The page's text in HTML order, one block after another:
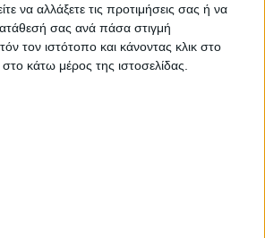
να αλλάξετε τις προτιμήσεις σας ή να
σας ανά πάσα στιγμή
τον ιστότοπο και κάνοντας κλικ στο
κάτω μέρος της ιστοσελίδας.
ΝΕΟΣ ΑΓΩΝ